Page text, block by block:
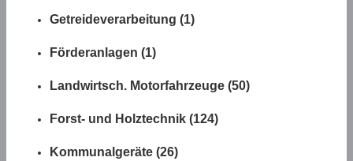
Getreideverarbeitung (1)
Förderanlagen (1)
Landwirtsch. Motorfahrzeuge (50)
Forst- und Holztechnik (124)
Kommunalgeräte (26)